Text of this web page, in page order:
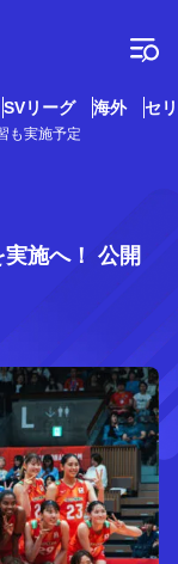
SVリーグ 海外 セ
も実施予定
施へ！ 公開